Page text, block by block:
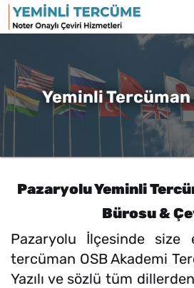
Yeminli
Pazaryolu Yeminli
Bürosu &
Pazaryolu İlçesinde size
tercüman OSB Akademi
Yazılı ve sözlü tüm